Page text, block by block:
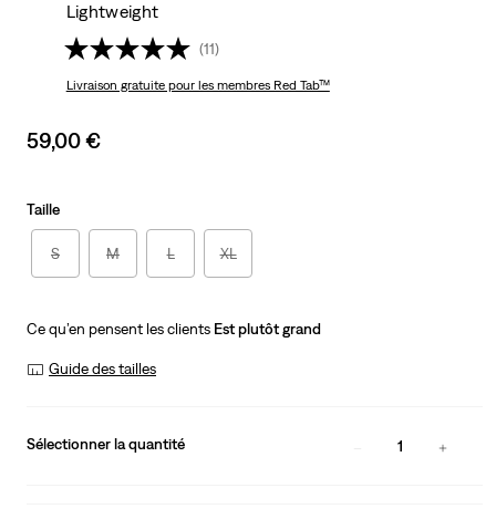
Lightweight
(11)
Livraison gratuitepour les membres Red Tab™
Sale
59,00 €
Taille
S M L XL
Ce qu’en pensent les clients Est plutôt grand
Guide des tailles
Sélectionner la quantité 1